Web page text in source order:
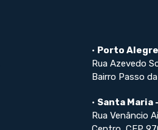
• Porto Alegre
Rua Azevedo
Bairro Passo
• Santa Maria
Rua Venâncio